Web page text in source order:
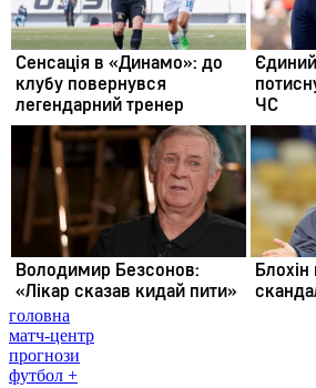
головна
матч-центр
прогнози
футбол +